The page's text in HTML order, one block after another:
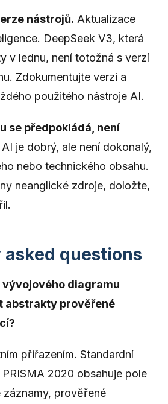
nástrojů. Aktualizace
DeepSeek V3, která
v lednu, není totožná s verzí
Zdokumentujte verzi a
použitého nástroje AI.
se předpokládá, není
je dobrý, ale není dokonalý,
nebo technického obsahu.
neanglické zdroje, doložte,
questions
vývojového diagramu
abstrakty prověřené
přiřazením. Standardní
2020 obsahuje pole
prověřené